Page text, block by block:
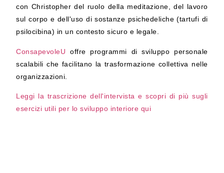
con Christopher del ruolo della meditazione, del lavoro
sul corpo e dell'uso di sostanze psichedeliche (tartufi di
psilocibina) in un contesto sicuro e legale.
ConsapevoleUoffre programmi di sviluppo personale
scalabili che facilitano la trasformazione collettiva nelle
organizzazioni.
Leggi la trascrizione dell'intervista e scopri di più sugli
esercizi utili per lo sviluppo interiore qui